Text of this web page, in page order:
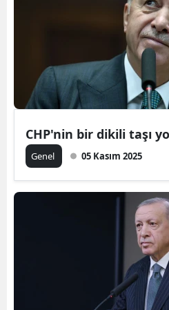
CHP'nin bir dikili taşı
Genel 05 Kasım 2025